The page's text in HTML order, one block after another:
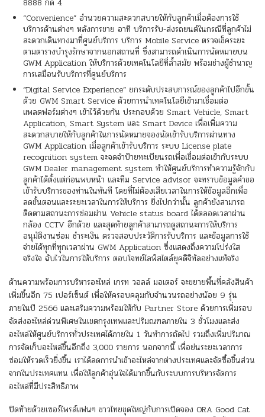
8888 กด 4
“Convenience” อำนวยความสะดวกสบายให้กับลูกค้าเมื่อต้องการใช้
บริการด้านต่างๆ หลังการขาย อาทิ บริการรับ-ส่งรถยนต์ในกรณีที่ลูกค้าไม่
สะดวกเดินทางมาที่ศูนย์บริการ บริการ Mobile Service ตรวจเช็คระยะ
ตามตารางบำรุงรักษาจากนอกสถานที่ ซึ่งสามารถดำเนินการนัดหมายบน
GWM Application ให้บริการด้วยเทคโนโลยีที่ล้ำสมัย พร้อมช่างผู้ชำนาญ
การเสมือนรับบริการที่ศูนย์บริการ
“Digital Service Experience” ยกระดับประสบการณ์ของลูกค้าไปอีกขั้น
ด้วย GWM Smart Service ด้วยการนำเทคโนโลยีเข้ามาเชื่อมต่อ
แพลตฟอร์มต่างๆ เข้าไว้ด้วยกัน ประกอบด้วย Smart Vehicle, Smart
Application, Smart System และ Smart Device เพื่อเพิ่มความ
สะดวกสบายให้กับลูกค้าในการนัดหมายจองนัดเข้ารับบริการผ่านทาง
GWM Application เมื่อลูกค้าเข้ารับบริการ ระบบ License plate
recognition system จะจดจำป้ายทะเบียนรถเพื่อเชื่อมต่อเข้ากับระบบ
GWM Dealer management system ทำให้ศูนย์บริการทำความรู้จักกับ
ลูกค้าได้ตั้งแต่ก่อนพบหน้า และทีม Service advisor จะทราบข้อมูลคำขอ
เข้ารับบริการของท่านในทันที โดยที่ไม่ต้องเสียเวลาในการให้ข้อมูลอีกเพื่อ
ลดขั้นตอนและระยะเวลาในการให้บริการ ยิ่งไปกว่านั้น ลูกค้ายังสามารถ
ติดตามสถานะการซ่อมผ่าน Vehicle status board ได้ตลอดเวลาผ่าน
กล้อง CCTV อีกด้วย และสุดท้ายลูกค้าสามารถดูสถานะการให้บริการ
อนุมัติงานซ่อม ชำระเงิน ตรวจสอบประวัติการรับบริการ และข้อมูลการใช้
จ่ายได้ทุกที่ทุกเวลาผ่าน GWM Application ซึ่งแสดงถึงความโปร่งใส
จริงใจ ฉับไวในการให้บริการ ตอบโจทย์ไลฟ์สไตล์ยุคดิจิทัลอย่างแท้จริง
ด้านความพร้อมการบริหารอะไหล่ เกรท วอลล์ มอเตอร์ จะขยายพื้นที่คลังสินค้า
เพิ่มขึ้นอีก 75 เปอร์เซ็นต์ เพื่อให้ครอบคลุมกับจำนวนรถอย่างน้อย 9 รุ่น
ภายในปี 2566 และเสริมความพร้อมให้กับ Partner Store ด้วยการเพิ่มรอบ
จัดส่งอะไหล่ด่วนพิเศษในเขตกรุงเทพและปริมณฑลภายใน 3 ชั่วโมงและส่ง
อะไหล่ให้ศูนย์บริการทั่วประเทศได้ภายใน 1 วันทำการถัดไป รวมถึงเพิ่มปริมาณ
การจัดเก็บอะไหล่ขึ้นอีกถึง 3,000 รายการ นอกจากนี้ เพื่อย่นระยะเวลาการ
ซ่อมให้รวดเร็วยิ่งขึ้น เราได้ลดการนำเข้าอะไหล่จากต่างประเทศและจัดซื้อชิ้นส่วน
จากในประเทศแทน เพื่อให้ลูกค้าอุ่นใจได้มากขึ้นกับระบบการบริหารจัดการ
อะไหล่ที่มีประสิทธิภาพ
ปิดท้ายด้วยเซอร์ไพรส์แฟนๆ ชาวไทยชุดใหญ่กับการเปิดจอง ORA Good Cat